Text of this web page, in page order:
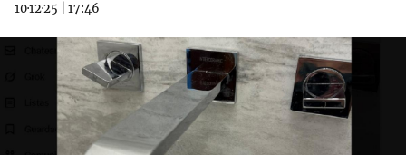
10·12·25 17:46